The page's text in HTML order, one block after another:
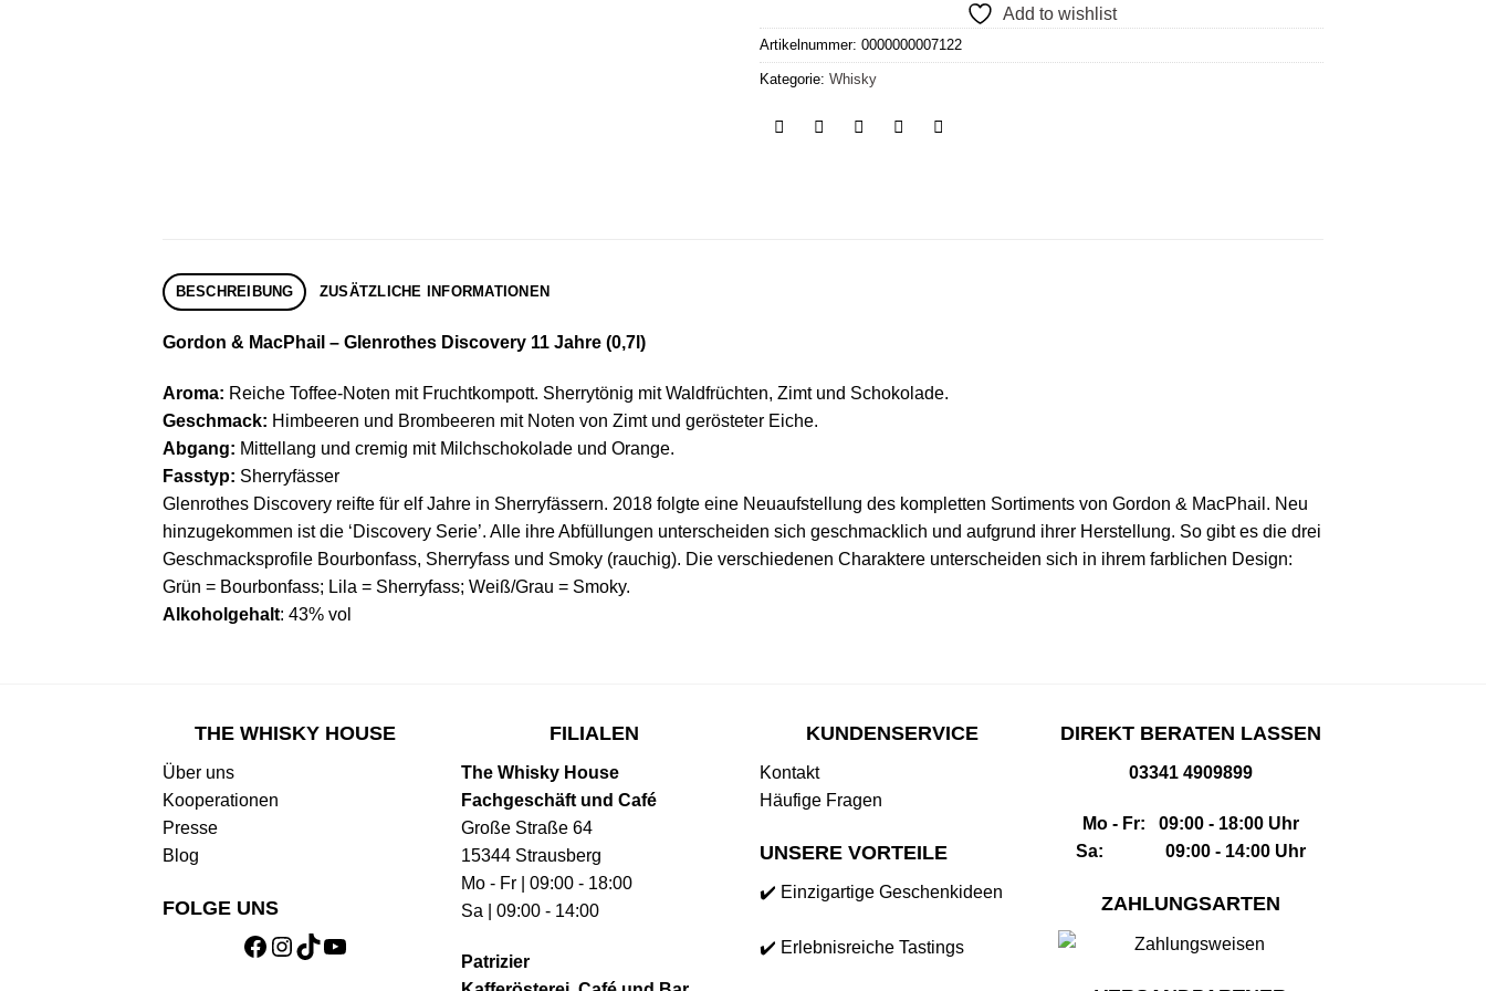
Add to wishlist
Artikelnummer: 0000000007122
Kategorie: Whisky
BESCHREIBUNG ZUSÄTZLICHE INFORMATIONEN
Gordon & MacPhail – Glenrothes Discovery 11 Jahre (0,7l)
Aroma: Reiche Toffee-Noten mit Fruchtkompott. Sherrytönig mit Waldfrüchten, Zimt und Schokolade.
Geschmack: Himbeeren und Brombeeren mit Noten von Zimt und gerösteter Eiche.
Abgang: Mittellang und cremig mit Milchschokolade und Orange.
Fasstyp: Sherryfässer
Glenrothes Discovery reifte für elf Jahre in Sherryfässern. 2018 folgte eine Neuaufstellung des kompletten Sortiments von Gordon & MacPhail. Neu
hinzugekommen ist die ‘Discovery Serie’. Alle ihre Abfüllungen unterscheiden sich geschmacklich und aufgrund ihrer Herstellung. So gibt es die drei
Geschmacksprofile Bourbonfass, Sherryfass und Smoky (rauchig). Die verschiedenen Charaktere unterscheiden sich in ihrem farblichen Design:
Grün = Bourbonfass; Lila = Sherryfass; Weiß/Grau = Smoky.
Alkoholgehalt: 43% vol
THE WHISKY HOUSE
Über uns
Kooperationen
Presse
Blog
FOLGE UNS
Facebook
Instagram
TikTokYouTube
FILIALEN
The Whisky House
Fachgeschäft und Café
Große Straße 64
15344 Strausberg
Mo - Fr | 09:00 - 18:00
Sa | 09:00 - 14:00
Patrizier
KUNDENSERVICE
Kontakt
Häufige Fragen
UNSERE VORTEILE
✔️ Einzigartige Geschenkideen
✔️ Erlebnisreiche Tastings
DIREKT BERATEN LASSEN
03341 4909899
Mo - Fr: 09:00 - 18:00 Uhr
Sa: 09:00 - 14:00 Uhr
ZAHLUNGSARTEN